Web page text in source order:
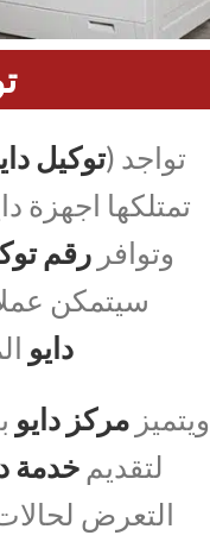
تواجد (توكيل
تمتلكها اجهزة
وتوافر رقم
سيتمكن
دايو
ويتميزمركز دايو
لتقديم خدمة
التعرض